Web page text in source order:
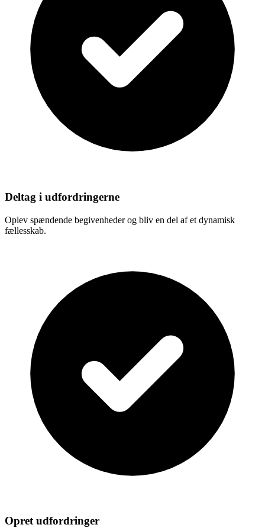
Deltag i udfordringerne
Oplev spændende begivenheder og bliv en del af et dynamisk
fællesskab.
Opret udfordringer